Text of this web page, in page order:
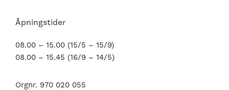
Åpningstider
08.00 – 15.00 (15/5 – 15/9)
08.00 – 15.45 (16/9 – 14/5)
Orgnr. 970 020 055